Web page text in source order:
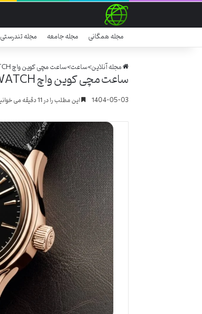
مجله همگانی مجله جامعه مجله تندرستی
مجله آنلاین>ساعت>ساعت مچی کوین واچ COINWATCH
ساعت مچی کوین واچ COINWATCH
1404-05-03 این مطلب را در 11 دقیقه می خوانید